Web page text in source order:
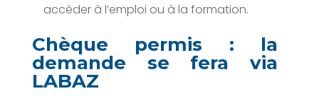
accéder à l’emploi ou à la formation.
Chèque permis : la
demande se fera via
LABAZ